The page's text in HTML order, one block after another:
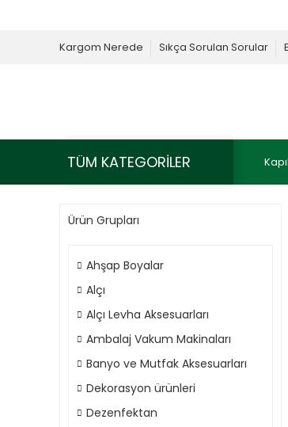
Kargom Nerede Sıkça Sorulan Sorular
TÜM KATEGORİLER
Ürün Grupları
Ahşap Boyalar
Alçı
Alçı Levha Aksesuarları
Ambalaj Vakum Makinaları
Banyo ve Mutfak Aksesuarları
Dekorasyon ürünleri
Dezenfektan